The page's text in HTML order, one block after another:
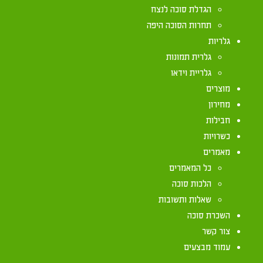
הגדלת סוכה לנצח
תחרות הסוכה היפה
גלריות
גלרית תמונות
גלריית וידאו
מוצרים
מחירון
חבילות
כשרויות
מאמרים
כל המאמרים
הלכות סוכה
שאלות ותשובות
השכרת סוכה
צור קשר
עמוד מבצעים